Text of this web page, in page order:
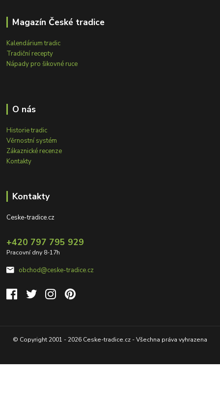
Magazín České tradice
Kalendárium tradic
Tradiční recepty
Nápady pro šikovné ruce
O nás
Historie tradic
Věrnostní systém
Zákaznické recenze
Kontakty
Kontakty
Ceske-tradice.cz
+420 797 795 929
Pracovní dny 8-17h
obchod@ceske-tradice.cz
© Copyright 2001 - 2026 Ceske-tradice.cz - Všechna práva vyhrazena